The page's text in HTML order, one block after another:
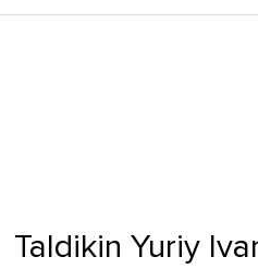
Taldikin Yuriy